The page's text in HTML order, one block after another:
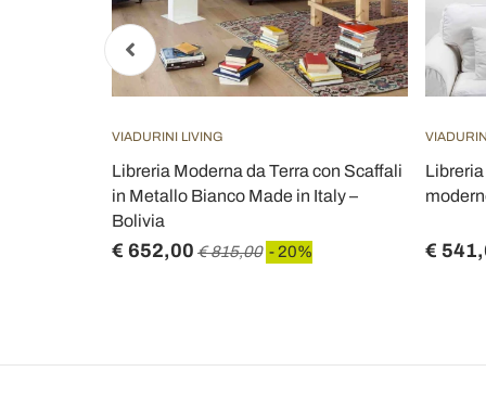
VIADURINI LIVING
Libreria Moderna da Terra con Scaffali
in Metallo Bianco Made in Italy –
Bolivia
€ 652,00 € 815,00 - 20% €